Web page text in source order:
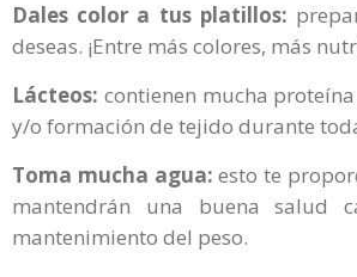
Dales color a tus platillos:
deseas. ¡Entre más colores, más
Lácteos: contienen mucha
y/o formación de tejido durante
Toma mucha agua: esto te
mantendrán una buena salud
mantenimiento del peso.